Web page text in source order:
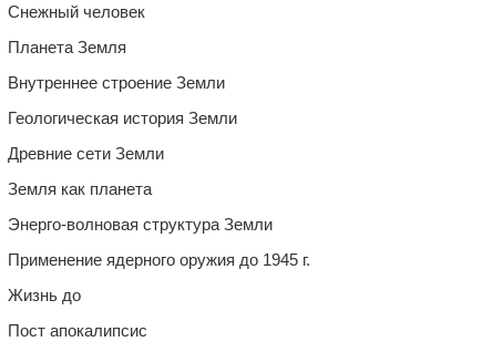
Снежный человек
Планета Земля
Внутреннее строение Земли
Геологическая история Земли
Древние сети Земли
Земля как планета
Энерго-волновая структура Земли
Применение ядерного оружия до 1945 г.
Жизнь до
Пост апокалипсис